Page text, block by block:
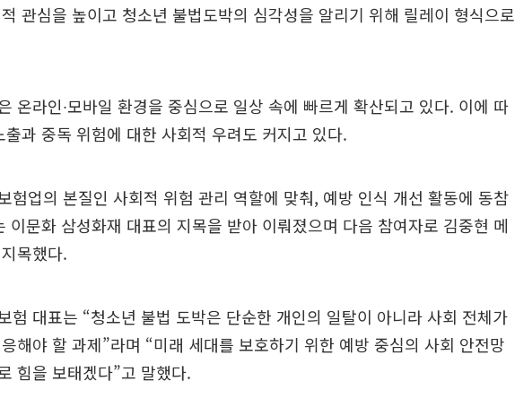
관심을 높이고 청소년 불법도박의 심각성을 알리기 위해 릴레이 형식으로
온라인∙모바일 환경을 중심으로 일상 속에 빠르게 확산되고 있다. 이에 따
과 중독 위험에 대한 사회적 우려도 커지고 있다.
험업의 본질인 사회적 위험 관리 역할에 맞춰, 예방 인식 개선 활동에 동참
이문화 삼성화재 대표의 지목을 받아 이뤄졌으며 다음 참여자로 김중현 메
목했다.
험 대표는 “청소년 불법 도박은 단순한 개인의 일탈이 아니라 사회 전체가
해야 할 과제”라며 “미래 세대를 보호하기 위한 예방 중심의 사회 안전망
힘을 보태겠다”고 말했다.